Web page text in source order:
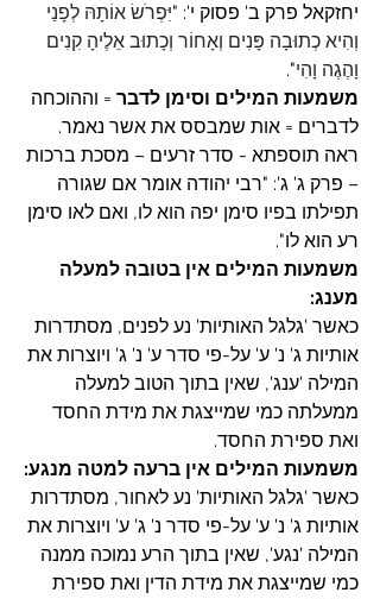
יחזקאל פרק ב' פסוק י': "יִּפְרֹשׂ אוֹתָהּ לְפָנַי
וְהִיא כְתוּבָה פָּנִים וְאָחוֹר וְכָתוּב אֵלֶיהָ קִנִים
וָהֶגֶה וָהִי".
משמעות המילים וסימן לדבר = וההוכחה
לדברים = אות שמבסס את אשר נאמר.
ראה תוספתא - סדר זרעים – מסכת ברכות
– פרק ג' ג': "רבי יהודה אומר אם שגורה
תפילתו בפיו סימן יפה הוא לו, ואם לאו סימן
רע הוא לו".
משמעות המילים אין בטובה למעלה
מענג:
כאשר 'גלגל האותיות' נע לפנים, מסתדרות
אותיות ג' נ' ע' על-פי סדר ע' נ' ג' ויוצרות את
המילה 'ענג', שאין בתוך הטוב למעלה
ממעלתה כמי שמייצגת את מידת החסד
ואת ספירת החסד.
משמעות המילים אין ברעה למטה מנגע:
כאשר 'גלגל האותיות' נע לאחור, מסתדרות
אותיות ג' נ' ע' על-פי סדר נ' ג' ע' ויוצרות את
המילה 'נגע', שאין בתוך הרע נמוכה ממנה
כמי שמייצגת את מידת הדין ואת ספירת